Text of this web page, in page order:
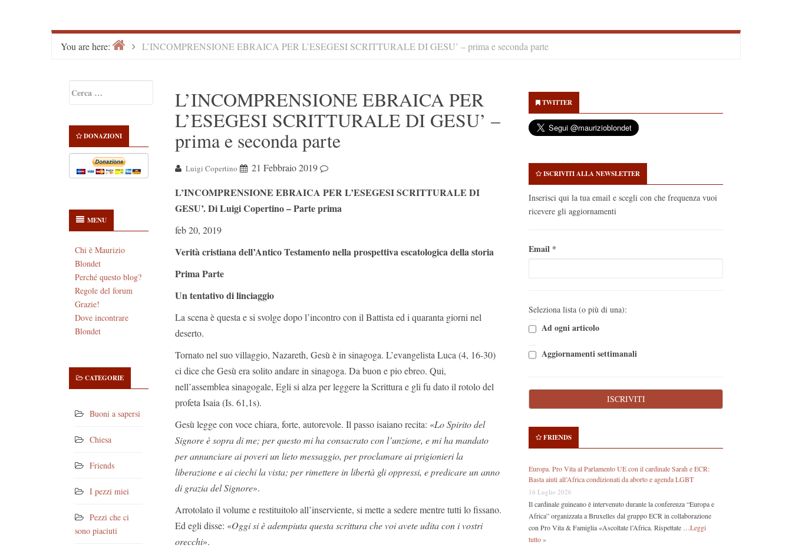
You are here: HomeL’INCOMPRENSIONE EBRAICA PER L’ESEGESI SCRITTURALE DI GESU’ – prima e seconda parte
Sidebar
per:
DONAZIONI
MENU
Chi è Maurizio
Blondet
Perché questo blog?
Regole del forum
Grazie!
Dove incontrare
Blondet
CATEGORIE
Buoni a sapersi
Chiesa
Friends
I pezzi miei
Pezzi che ci
sono piaciuti
L’INCOMPRENSIONE EBRAICA PER
L’ESEGESI SCRITTURALE DI GESU’ –
prima e seconda parte
Luigi Copertino 21 Febbraio 2019
L’INCOMPRENSIONE EBRAICA PER L’ESEGESI SCRITTURALE DI
GESU’. Di Luigi Copertino – Parte prima
feb 20, 2019
Verità cristiana dell’Antico Testamento nella prospettiva escatologica della storia
Prima Parte
Un tentativo di linciaggio
La scena è questa e si svolge dopo l’incontro con il Battista ed i quaranta giorni nel
deserto.
Tornato nel suo villaggio, Nazareth, Gesù è in sinagoga. L’evangelista Luca (4, 16-30)
ci dice che Gesù era solito andare in sinagoga. Da buon e pio ebreo. Qui,
nell’assemblea sinagogale, Egli si alza per leggere la Scrittura e gli fu dato il rotolo del
profeta Isaia (Is. 61,1s).
Gesù legge con voce chiara, forte, autorevole. Il passo isaiano recita: «Lo Spirito del
Signore è sopra di me; per questo mi ha consacrato con l’unzione, e mi ha mandato
per annunciare ai poveri un lieto messaggio, per proclamare ai prigionieri la
liberazione e ai ciechi la vista; per rimettere in libertà gli oppressi, e predicare un anno
di grazia del Signore».
Arrotolato il volume e restituitolo all’inserviente, si mette a sedere mentre tutti lo fissano.
Ed egli disse: «Oggi si è adempiuta questa scrittura che voi avete udita con i vostri
orecchi».
Sidebar
TWITTER
ISCRIVITI ALLA NEWSLETTER
Inserisci qui la tua email e scegli con che frequenza vuoi
ricevere gli aggiornamenti
Email *
Seleziona lista (o più di una):
Ad ogni articolo
Aggiornamenti settimanali
FRIENDS
Europa. Pro Vita al Parlamento UE con il cardinale Sarah e ECR:
Basta aiuti all’Africa condizionati da aborto e agenda LGBT
16 Luglio 2026
Il cardinale guineano è intervenuto durante la conferenza “Europa e
Africa” organizzata a Bruxelles dal gruppo ECR in collaborazione
con Pro Vita & Famiglia «Ascoltate l’Africa. Rispettate … Leggi
tutto »